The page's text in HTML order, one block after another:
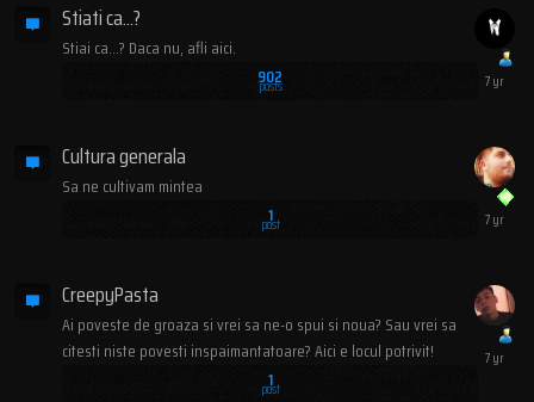
Stiati ca...?
Stiai ca...? Daca nu, afli aici.
902
posts
Cultura generala
Sa ne cultivam mintea
1
post
CreepyPasta
Ai poveste de groaza si vrei sa ne-o spui si noua? Sau vrei sa
citesti niste povesti inspaimantatoare? Aici e locul potrivit!
1
post